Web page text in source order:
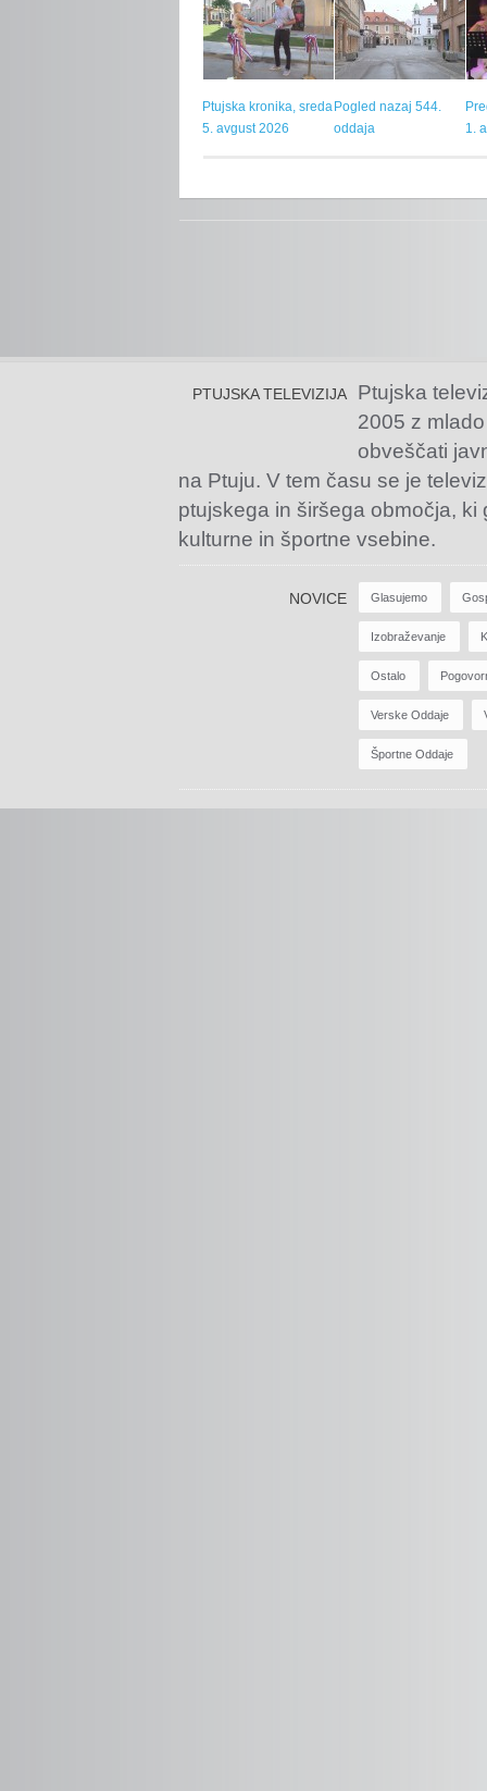
Ptujska kronika, sreda
5. avgust 2026
Pogled nazaj 544.
oddaja
1.
PTUJSKA TELEVIZIJA
Ptujska
2005 z
obveščati
na Ptuju. V tem času se je
ptujskega in širšega območja,
kulturne in športne vsebine.
NOVICE Glasujemo
Izobraževanje
Ostalo
Verske Oddaje
Športne Oddaje